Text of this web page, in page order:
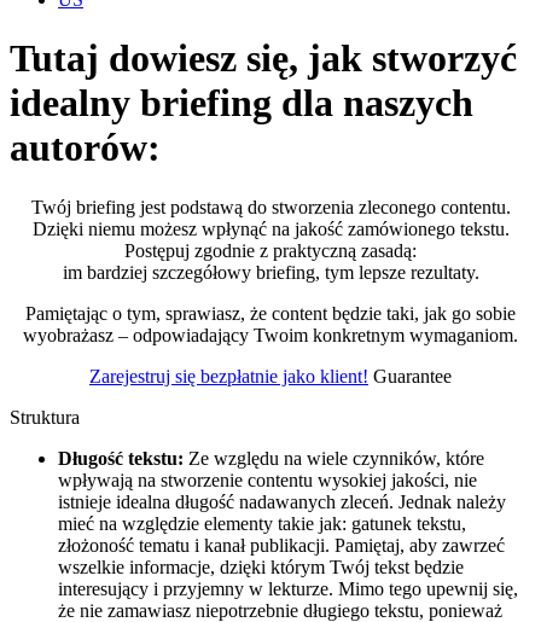
Tutaj dowiesz się, jak stworzyć
idealny briefing dla naszych
autorów:
Twój briefing jest podstawą do stworzenia zleconego contentu.
Dzięki niemu możesz wpłynąć na jakość zamówionego tekstu.
Postępuj zgodnie z praktyczną zasadą:
im bardziej szczegółowy briefing, tym lepsze rezultaty.
Pamiętając o tym, sprawiasz, że content będzie taki, jak go sobie
wyobrażasz – odpowiadający Twoim konkretnym wymaganiom.
Zarejestruj się bezpłatnie jako klient! Guarantee
Struktura
Długość tekstu: Ze względu na wiele czynników, które
wpływają na stworzenie contentu wysokiej jakości, nie
istnieje idealna długość nadawanych zleceń. Jednak należy
mieć na względzie elementy takie jak: gatunek tekstu,
złożoność tematu i kanał publikacji. Pamiętaj, aby zawrzeć
wszelkie informacje, dzięki którym Twój tekst będzie
interesujący i przyjemny w lekturze. Mimo tego upewnij się,
że nie zamawiasz niepotrzebnie długiego tekstu, ponieważ